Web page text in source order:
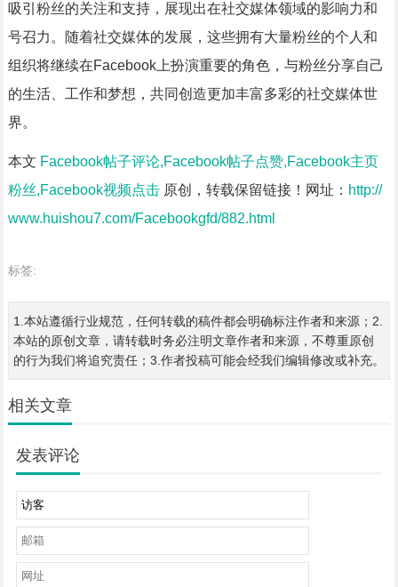
吸引粉丝的关注和支持，展现出在社交媒体领域的影响力和
号召力。随着社交媒体的发展，这些拥有大量粉丝的个人和
组织将继续在Facebook上扮演重要的角色，与粉丝分享自己
的生活、工作和梦想，共同创造更加丰富多彩的社交媒体世
界。
本文 Facebook帖子评论,Facebook帖子点赞,Facebook主页
粉丝,Facebook视频点击原创，转载保留链接！网址： http://
www.huishou7.com/Facebookgfd/882.html
标签:
1.本站遵循行业规范，任何转载的稿件都会明确标注作者和来源；2.
本站的原创文章，请转载时务必注明文章作者和来源，不尊重原创
的行为我们将追究责任；3.作者投稿可能会经我们编辑修改或补充。
相关文章
发表评论